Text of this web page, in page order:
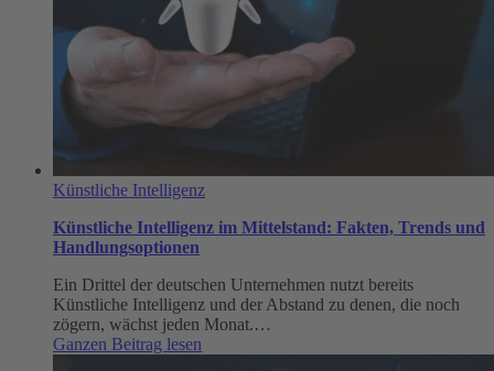
Künstliche Intelligenz
Künstliche Intelligenz im Mittelstand: Fakten, Trends und
Handlungsoptionen
Ein Drittel der deutschen Unternehmen nutzt bereits
Künstliche Intelligenz und der Abstand zu denen, die noch
zögern, wächst jeden Monat.…
Ganzen Beitrag lesen